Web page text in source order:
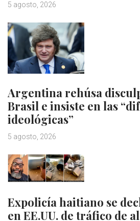
5 agosto, 2026
Argentina rehúsa
Brasil e insiste en las
ideológicas”
5 agosto, 2026
Expolicía haitiano se
en EE.UU. de tráfico de